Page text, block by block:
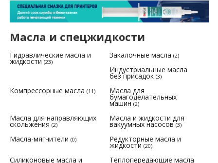
Масла и спецжидкости
Гидравлические масла и
жидкости (23)
Закалочные масла (2)
Индустриальные масла
без присадок (3)
Компрессорные масла (11) Масла для
бумагоделательных
машин (2)
Масла для направляющих
скольжения (2)
Масла и жидкости для
вакуумных насосов (3)
Масла-мягчители (0) Редукторные масла и
жидкости (20)
Силиконовые масла и Теплопередающие масла